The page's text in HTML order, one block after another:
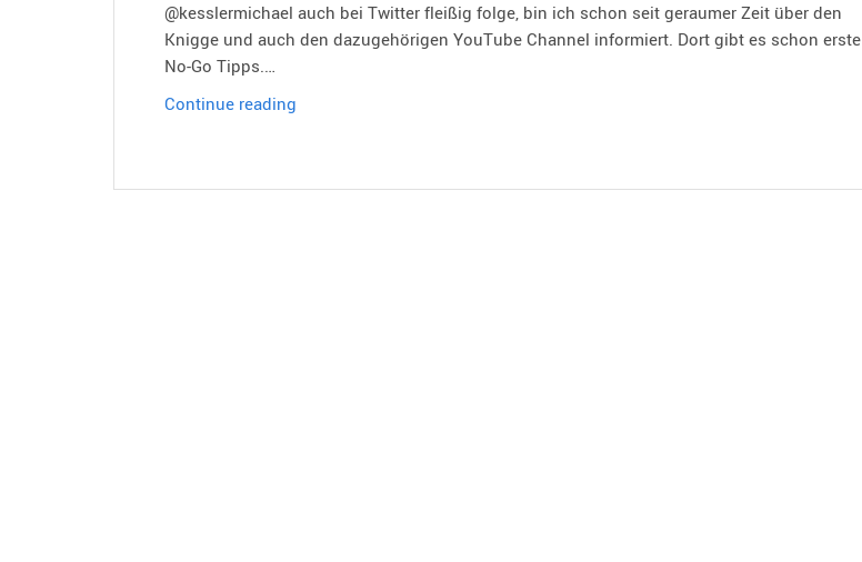
@kesslermichael auch bei Twitter fleißig folge, bin ich schon seit geraumer Zeit über den
Knigge und auch den dazugehörigen YouTube Channel informiert. Dort gibt es schon erste
No-Go Tipps.…
Continue reading